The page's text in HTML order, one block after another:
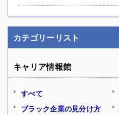
カテゴリーリスト
キャリア情報館
すべて
ブラック企業の見分け方